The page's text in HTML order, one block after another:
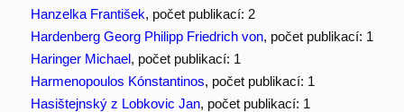
Hanzelka František, počet publikací: 2
Hardenberg Georg Philipp Friedrich von, počet publikací: 1
Haringer Michael, počet publikací: 1
Harmenopoulos Kónstantinos, počet publikací: 1
Hasištejnský z Lobkovic Jan, počet publikací: 1